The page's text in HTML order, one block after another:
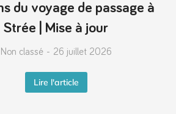
du voyage de passage à
Strée | Mise à jour
Non classé 26 juillet 2026
Lire l'article